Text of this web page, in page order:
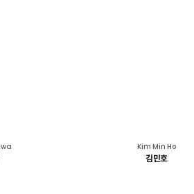
Kim Min Ho
김민호